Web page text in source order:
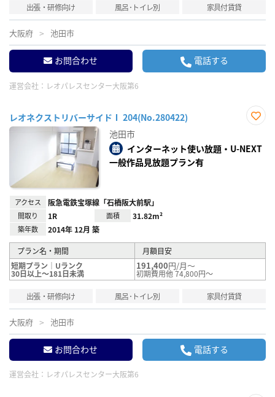
出張・研修向け 風呂･トイレ別 家具付賃貸
大阪府 池田市
お問合わせ 電話する
運営会社： レオパレスセンター大阪第6
レオネクストリバーサイドⅠ 204(No.280422)
り登
録
池田市
インターネット使い放題・U-NEXT
一般作品見放題プラン有
アクセス 阪急電鉄宝塚線「石橋阪大前駅」
間取り 1R 面積 31.82m²
築年数 2014年 12月 築
プラン名・期間
月額目安
短期プラン｜Uランク
30日以上～181日未満
191,400円/月～
初期費用他 74,800円～
出張・研修向け 風呂･トイレ別 家具付賃貸
大阪府 池田市
お問合わせ 電話する
運営会社： レオパレスセンター大阪第6